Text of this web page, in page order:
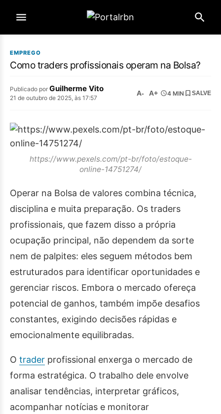
EMPREGO
Como traders profissionais operam na Bolsa?
Publicado por Guilherme Vito
21 de outubro de 2025, às 17:57
A- A+ 4 MIN SALVE
https://www.pexels.com/pt-br/foto/estoque-
online-14751274/
Operar na Bolsa de valores combina técnica,
disciplina e muita preparação. Os traders
profissionais, que fazem disso a própria
ocupação principal, não dependem da sorte
nem de palpites: eles seguem métodos bem
estruturados para identificar oportunidades e
gerenciar riscos. Embora o mercado ofereça
potencial de ganhos, também impõe desafios
constantes, exigindo decisões rápidas e
emocionalmente equilibradas.
O trader profissional enxerga o mercado de
forma estratégica. O trabalho dele envolve
analisar tendências, interpretar gráficos,
acompanhar notícias e monitorar